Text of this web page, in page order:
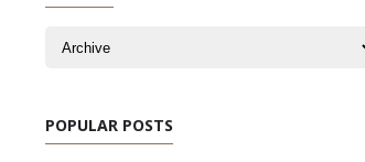
POPULAR POSTS